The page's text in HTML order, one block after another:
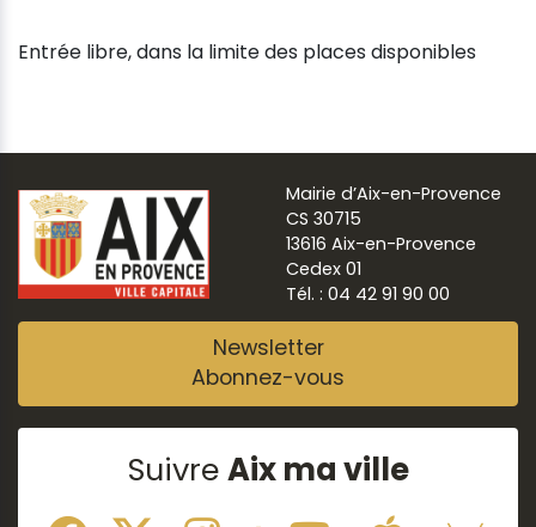
Entrée libre, dans la limite des places disponibles
Mairie d’Aix-en-Provence
CS 30715
13616 Aix-en-Provence
Cedex 01
Tél. : 04 42 91 90 00
Newsletter
Abonnez-vous
SuivreAix ma ville